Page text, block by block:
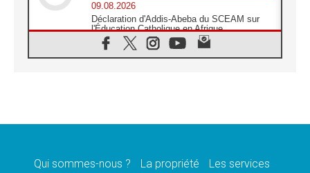
09.08.2026
Déclaration d'Addis-Abeba du SCEAM sur
l'Éducation Catholique en Afrique
08.08.2026
En Cisjordanie, les chrétiens se sentent
08.08.2026
08.08.2026
Qui sommes-nous ? La propriété Les services